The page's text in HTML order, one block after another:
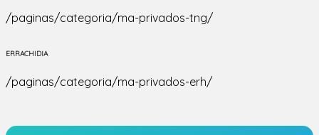
/paginas/categoria/ma-privados-tng/
ERRACHIDIA
/paginas/categoria/ma-privados-erh/